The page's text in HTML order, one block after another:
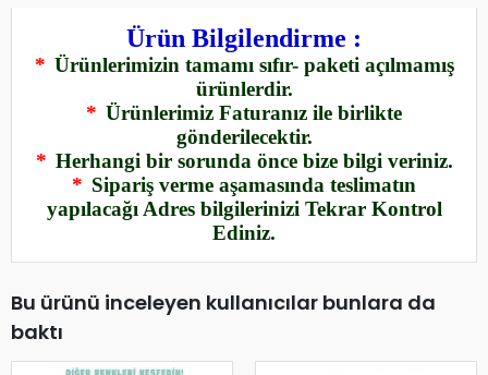
Ürün Bilgilendirme :
* Ürünlerimizin tamamı sıfır- paketi açılmamış
ürünlerdir.
* Ürünlerimiz Faturanız ile birlikte
gönderilecektir.
* Herhangi bir sorunda önce bize bilgi veriniz.
* Sipariş verme aşamasında teslimatın
yapılacağı Adres bilgilerinizi Tekrar Kontrol
Ediniz.
Bu ürünü inceleyen kullanıcılar bunlara da
baktı